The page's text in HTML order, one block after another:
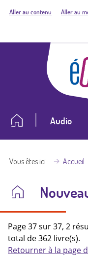
Aller au contenu Aller au
Audio
Vous êtes ici Accueil
Page 37 sur 37, 2
total de 362 livre(s).
Retourner à la page